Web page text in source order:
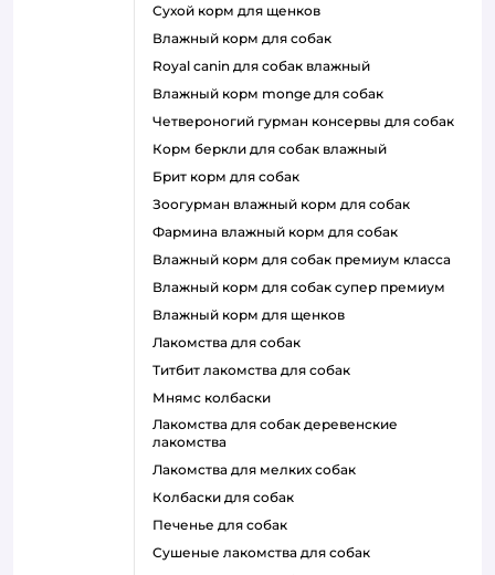
сухой корм для щенков
влажный корм для собак
royal canin для собак влажный
влажный корм monge для собак
четвероногий гурман консервы для собак
корм беркли для собак влажный
брит корм для собак
зоогурман влажный корм для собак
фармина влажный корм для собак
влажный корм для собак премиум класса
влажный корм для собак супер премиум
влажный корм для щенков
лакомства для собак
титбит лакомства для собак
мнямс колбаски
лакомства для собак деревенские
лакомства
лакомства для мелких собак
колбаски для собак
печенье для собак
сушеные лакомства для собак